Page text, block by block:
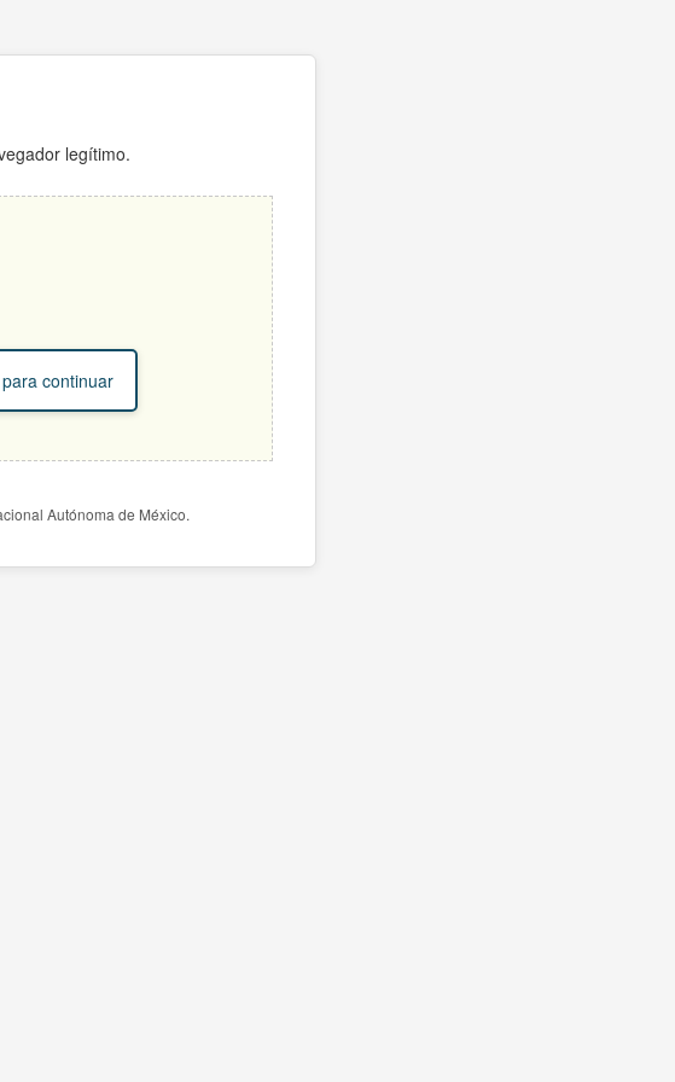
legítimo.
continuar
Autónoma de México.